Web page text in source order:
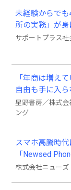
未経験からで
所の実務」が身
2026年9月開講
サポートプラス
「年商は増え
自由も手に入
競わず 市場を
星野書房／株式会
ング
スマホ高騰時
「Newsed
23日から販売
株式会社ニューズ